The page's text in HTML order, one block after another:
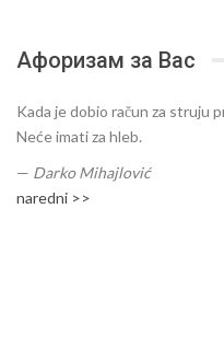
Афоризам за Вас
Kada je dobio račun za struju
Neće imati za hleb.
— Darko Mihajlović
naredni >>